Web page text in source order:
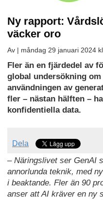
Ny rapport:
väcker oro
Av | måndag 29 januari 2024
Fler än en fjärdedel av
global undersökning
användningen av
fler – nästan hälften –
konfidentiella data.
Dela
– Näringslivet ser GenAI
annorlunda teknik, med
i beaktande. Fler än 90
anser att AI kräver en ny